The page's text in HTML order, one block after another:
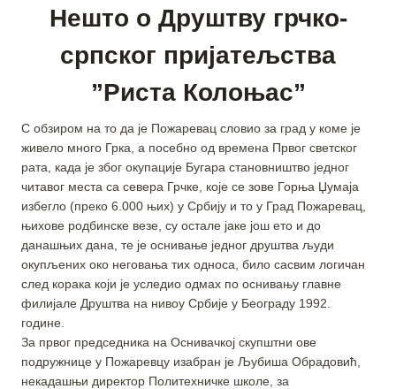
Нешто о Друштву грчко-
српског пријатељства
”Риста Колоњас”
С обзиром на то да је Пожаревац словио за град у коме је
живело много Грка, а посебно од времена Првог светског
рата, када је због окупације Бугара становништво једног
читавог места са севера Грчке, које се зове Горња Џумаја
избегло (преко 6.000 њих) у Србију и то у Град Пожаревац,
њихове родбинске везе, су остале јаке још ето и до
данашњих дана, те је оснивање једног друштва људи
окупљених око неговања тих односа, било сасвим логичан
след корака који је уследио одмах по оснивању главне
филијале Друштва на нивоу Србије у Београду 1992.
године.
За првог председника на Оснивачкој скупштни ове
подружнице у Пожаревцу изабран је Љубиша Обрадовић,
некадашњи директор Политехничке школе, за